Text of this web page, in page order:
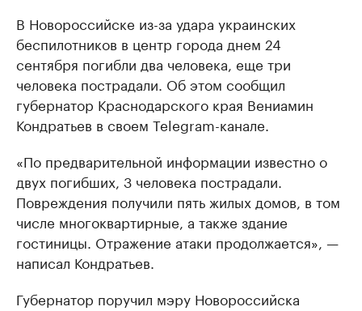
В Новороссийске из-за удара украинских
беспилотников в центр города днем 24
сентября погибли два человека, еще три
человека пострадали. Об этом сообщил
губернатор Краснодарского края Вениамин
Кондратьев в своем Telegram-канале.
«По предварительной информации известно о
двух погибших, 3 человека пострадали.
Повреждения получили пять жилых домов, в том
числе многоквартирные, а также здание
гостиницы. Отражение атаки продолжается», —
написал Кондратьев.
Губернатор поручил мэру Новороссийска